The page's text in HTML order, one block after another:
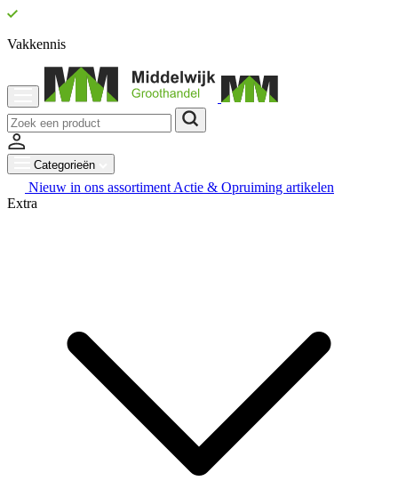
Vakkennis
Categorieën
Nieuw in ons assortiment Actie & Opruiming artikelen
Extra